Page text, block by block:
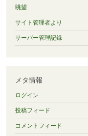
眺望
サイト管理者より
サーバー管理記録
メタ情報
ログイン
投稿フィード
コメントフィード